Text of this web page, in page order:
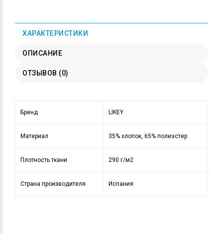
ХАРАКТЕРИСТИКИ
ОПИСАНИЕ
ОТЗЫВОВ (0)
Бренд LIKEY
Материал 35% хлопок, 65% полиэстер
Плотность ткани 290 г/м2
Страна производителя Испания